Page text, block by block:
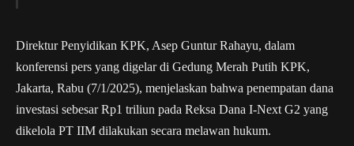
Direktur Penyidikan KPK, Asep Guntur Rahayu, dalam
konferensi pers yang digelar di Gedung Merah Putih KPK,
Jakarta, Rabu (7/1/2025), menjelaskan bahwa penempatan dana
investasi sebesar Rp1 triliun pada Reksa Dana I-Next G2 yang
dikelola PT IIM dilakukan secara melawan hukum.